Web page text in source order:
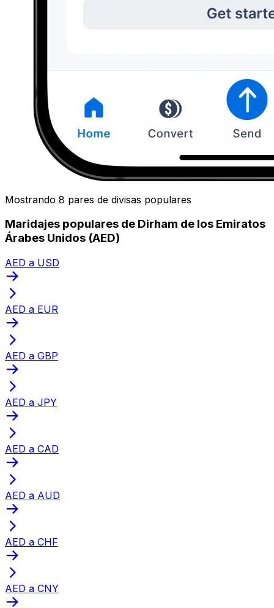
Mostrando 8 pares de divisas populares
Maridajes populares de Dirham de los Emiratos
Árabes Unidos (AED)
AED a USD
AED a EUR
AED a GBP
AED a JPY
AED a CAD
AED a AUD
AED a CHF
AED a CNY